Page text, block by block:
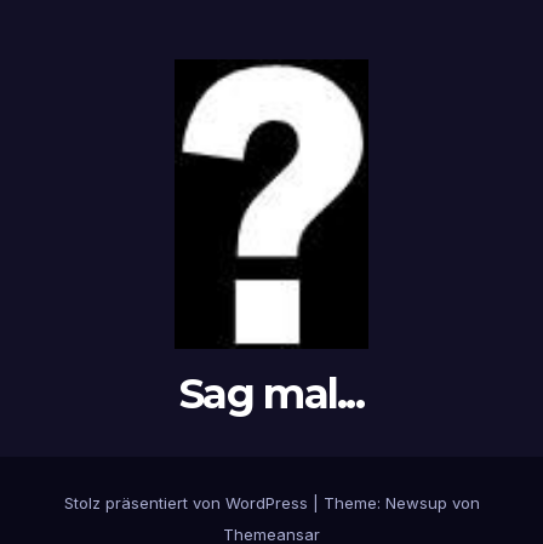
Sag mal...
Stolz präsentiert von WordPress
Theme: Newsup von
Themeansar